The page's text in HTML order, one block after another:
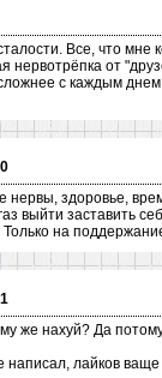
Все, что
нервотрёпка от
с каждым
0
здоровье,
выйти заставить
Только на
1
же нахуй? Да
лайков